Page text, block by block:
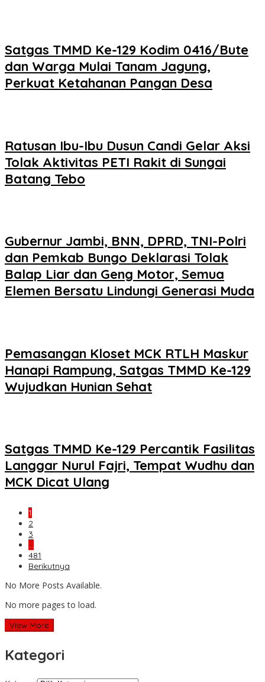
Satgas TMMD Ke-129 Kodim 0416/Bute
dan Warga Mulai Tanam Jagung,
Perkuat Ketahanan Pangan Desa
Ratusan Ibu-Ibu Dusun Candi Gelar Aksi
Tolak Aktivitas PETI Rakit di Sungai
Batang Tebo
Gubernur Jambi, BNN, DPRD, TNI-Polri
dan Pemkab Bungo Deklarasi Tolak
Balap Liar dan Geng Motor, Semua
Elemen Bersatu Lindungi Generasi Muda
Pemasangan Kloset MCK RTLH Maskur
Hanapi Rampung, Satgas TMMD Ke-129
Wujudkan Hunian Sehat
Satgas TMMD Ke-129 Percantik Fasilitas
Langgar Nurul Fajri, Tempat Wudhu dan
MCK Dicat Ulang
1
2
3
…
481
Berikutnya
No More Posts Available.
No more pages to load.
View More
Kategori